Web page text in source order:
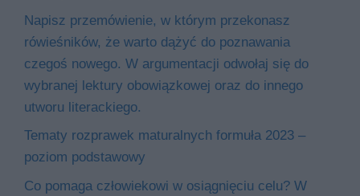
Napisz przemówienie, w którym przekonasz
rówieśników, że warto dążyć do poznawania
czegoś nowego. W argumentacji odwołaj się do
wybranej lektury obowiązkowej oraz do innego
utworu literackiego.
Tematy rozprawek maturalnych formuła 2023 –
poziom podstawowy
Co pomaga człowiekowi w osiągnięciu celu? W